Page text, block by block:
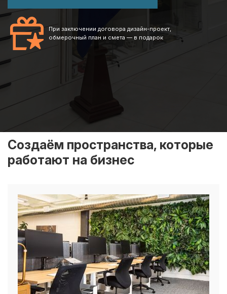
обмерочный план и смета — в подарок
Создаём пространства, которые
работают на бизнес